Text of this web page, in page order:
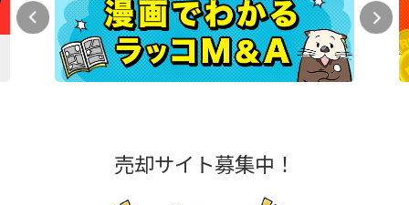
売却サイト募集中！